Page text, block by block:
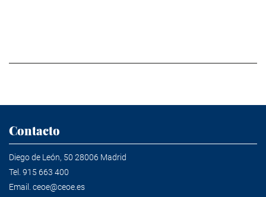
Contacto
Diego de León, 50 28006 Madrid
Tel. 915 663 400
Email. ceoe@ceoe.es